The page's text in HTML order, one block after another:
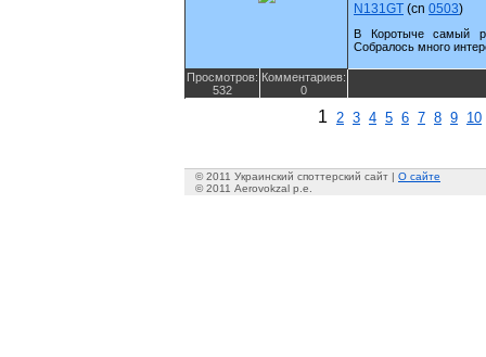
N131GT (cn 0503)
В Коротыче самый
Собралось много
Просмотров:
532
Комментариев:
0
1 2 3 4 5 6 7 8 9 10
© 2011 Украинский споттерский сайт | О сайте
© 2011 Aerovokzal p.e.